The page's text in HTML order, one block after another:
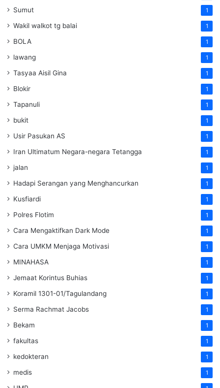
Sumut 1
Wakil walkot tg balai 1
BOLA 1
lawang 1
Tasyaa Aisil Gina 1
Blokir 1
Tapanuli 1
bukit 1
Usir Pasukan AS 1
Iran Ultimatum Negara-negara Tetangga 1
jalan 1
Hadapi Serangan yang Menghancurkan 1
Kusfiardi 1
Polres Flotim 1
Cara Mengaktifkan Dark Mode 1
Cara UMKM Menjaga Motivasi 1
MINAHASA 1
Jemaat Korintus Buhias 1
Koramil 1301-01/Tagulandang 1
Serma Rachmat Jacobs 1
Bekam 1
fakultas 1
kedokteran 1
medis 1